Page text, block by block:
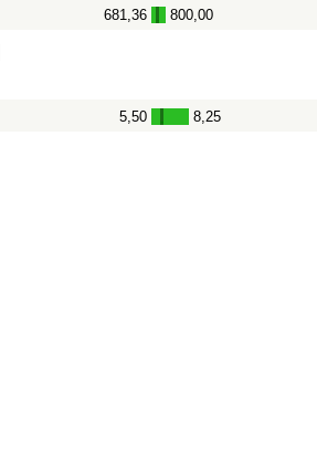
681,36 - 800,00
5,50 - 8,25